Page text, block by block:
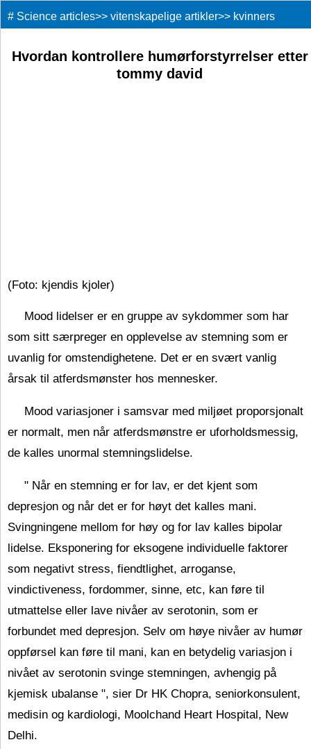
# Science articles>> vitenskapelige artikler>> kvinners
Hvordan kontrollere humørforstyrrelser etter
tommy david
​​(Foto: kjendis kjoler)
Mood lidelser er en gruppe av sykdommer som har
som sitt særpreger en opplevelse av stemning som er
uvanlig for omstendighetene. Det er en svært vanlig
årsak til atferdsmønster hos mennesker.
Mood variasjoner i samsvar med miljøet proporsjonalt
er normalt, men når atferdsmønstre er uforholdsmessig,
de kalles unormal stemningslidelse.
" Når en stemning er for lav, er det kjent som
depresjon og når det er for høyt det kalles mani.
Svingningene mellom for høy og for lav kalles bipolar
lidelse. Eksponering for eksogene individuelle faktorer
som negativt stress, fiendtlighet, arroganse,
vindictiveness, fordommer, sinne, etc, kan føre til
utmattelse eller lave nivåer av serotonin, som er
forbundet med depresjon. Selv om høye nivåer av humør
oppførsel kan føre til mani, kan en betydelig variasjon i
nivået av serotonin svinge stemningen, avhengig på
kjemisk ubalanse ", sier Dr HK Chopra, seniorkonsulent,
medisin og kardiologi, Moolchand Heart Hospital, New
Delhi.